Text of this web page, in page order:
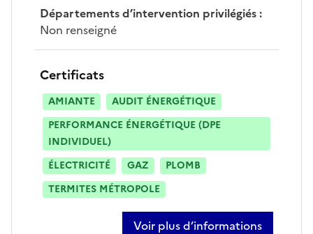
Départements d’intervention privilégiés:
Non renseigné
Certificats
AMIANTE
AUDIT ÉNERGÉTIQUE
PERFORMANCE ÉNERGÉTIQUE (DPE
INDIVIDUEL)
ÉLECTRICITÉ
GAZ
PLOMB
TERMITES MÉTROPOLE
Voir plus d’informations